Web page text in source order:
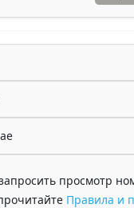
просмотр
Правила и